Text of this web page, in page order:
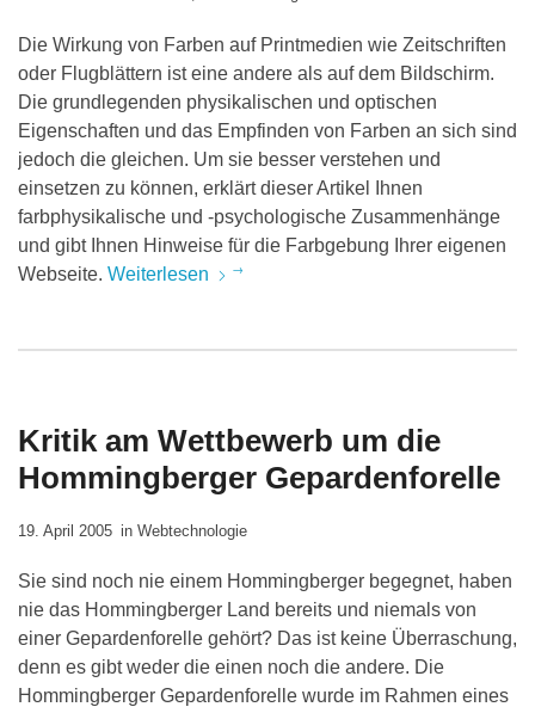
Die Wirkung von Farben auf Printmedien wie Zeitschriften
oder Flugblättern ist eine andere als auf dem Bildschirm.
Die grundlegenden physikalischen und optischen
Eigenschaften und das Empfinden von Farben an sich sind
jedoch die gleichen. Um sie besser verstehen und
einsetzen zu können, erklärt dieser Artikel Ihnen
farbphysikalische und -psychologische Zusammenhänge
und gibt Ihnen Hinweise für die Farbgebung Ihrer eigenen
Webseite. Weiterlesen
Kritik am Wettbewerb um die
Hommingberger Gepardenforelle
19. April 2005 in Webtechnologie
Sie sind noch nie einem Hommingberger begegnet, haben
nie das Hommingberger Land bereits und niemals von
einer Gepardenforelle gehört? Das ist keine Überraschung,
denn es gibt weder die einen noch die andere. Die
Hommingberger Gepardenforelle wurde im Rahmen eines